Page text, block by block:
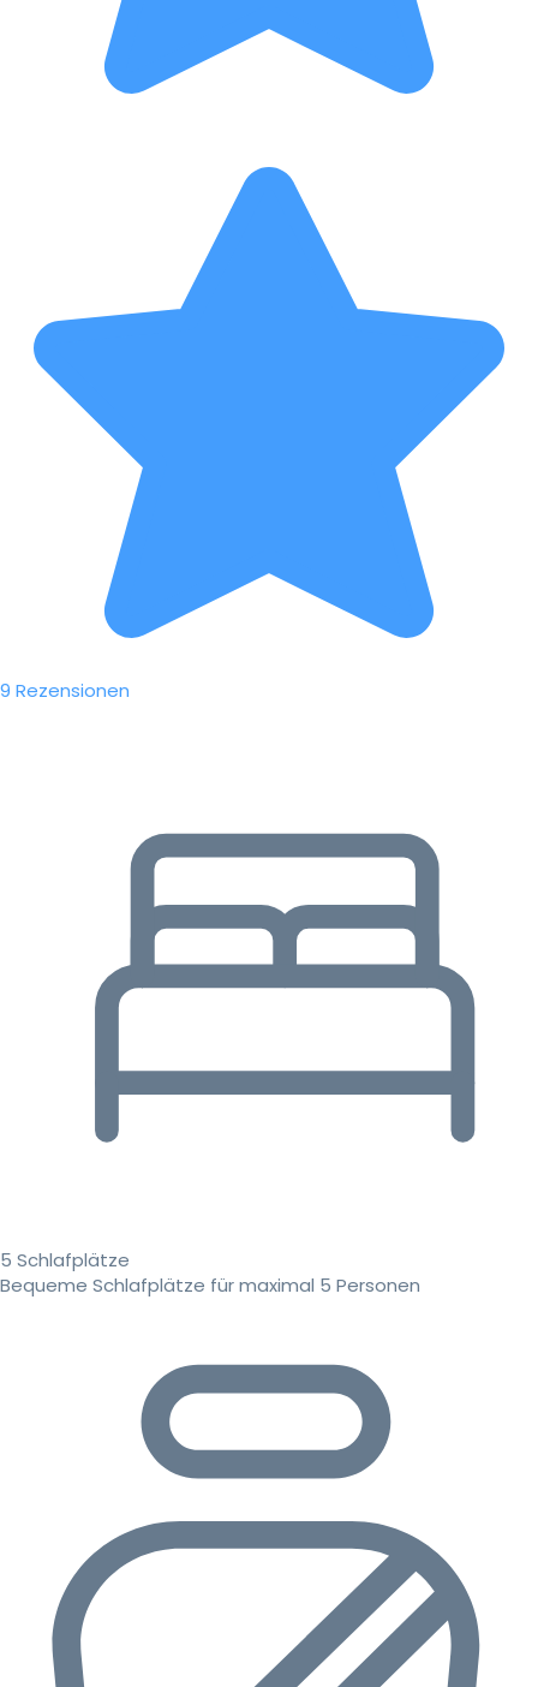
9 Rezensionen
5 Schlafplätze
Bequeme Schlafplätze für maximal 5 Personen